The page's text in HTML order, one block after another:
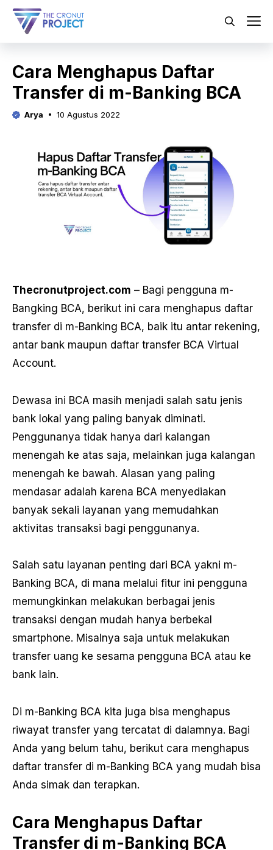
Langsung
Cara Menghapus Daftar
Transfer di m-Banking BCA
Arya 10 Agustus 2022
Thecronutproject.com – Bagi pengguna m-
Bangking BCA, berikut ini cara menghapus daftar
transfer di m-Banking BCA, baik itu antar rekening,
antar bank maupun daftar transfer BCA Virtual
Account.
Dewasa ini BCA masih menjadi salah satu jenis
bank lokal yang paling banyak diminati.
Penggunanya tidak hanya dari kalangan
menengah ke atas saja, melainkan juga kalangan
menengah ke bawah. Alasan yang paling
mendasar adalah karena BCA menyediakan
banyak sekali layanan yang memudahkan
aktivitas transaksi bagi penggunanya.
Salah satu layanan penting dari BCA yakni m-
Banking BCA, di mana melalui fitur ini pengguna
memungkinkan melakukan berbagai jenis
transaksi dengan mudah hanya berbekal
smartphone. Misalnya saja untuk melakukan
transfer uang ke sesama pengguna BCA atau ke
bank lain.
Di m-Banking BCA kita juga bisa menghapus
riwayat transfer yang tercatat di dalamnya. Bagi
Anda yang belum tahu, berikut cara menghapus
daftar transfer di m-Banking BCA yang mudah bisa
Anda simak dan terapkan.
Cara Menghapus Daftar
Transfer di m-Banking BCA